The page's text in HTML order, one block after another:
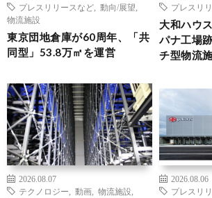
プレスリリースなど
動向/展望
物流施設
東京団地倉庫が60周年、「共
同型」53.8万㎡を運営
プレスリ
大和ハウ
パナ工場
チ型物流
2026.08.07
テクノロジー
動画 物流施設
2026.08.06
プレスリ